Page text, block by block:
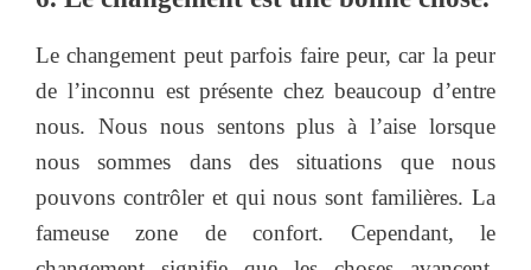
Le changement peut parfois faire peur, car la peur
de l’inconnu est présente chez beaucoup d’entre
nous. Nous nous sentons plus à l’aise lorsque
nous sommes dans des situations que nous
pouvons contrôler et qui nous sont familières. La
fameuse zone de confort. Cependant, le